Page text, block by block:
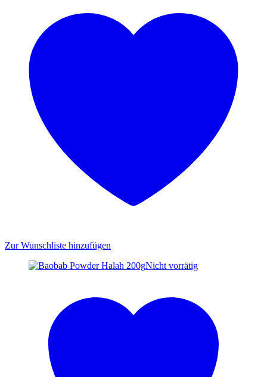
Zur Wunschliste hinzufügen
Nicht vorrätig